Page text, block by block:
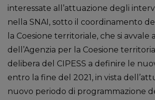
interessate all’attuazione degli
nella SNAI, sotto il coordinamento
la Coesione territoriale, che si avvale
dell’Agenzia per la Coesione
delibera del CIPESS a definire le
entro la fine del 2021, in vista
nuovo periodo di programmazione